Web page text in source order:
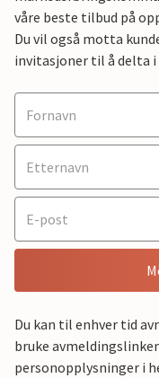
våre beste tilbud på
Du vil også motta
invitasjoner til å delta i
Du kan til enhver tid
bruke
personopplysninger i